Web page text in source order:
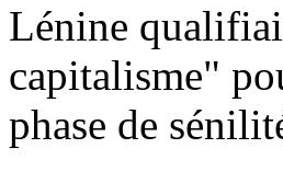
Lénine
capitalisme"
phase de